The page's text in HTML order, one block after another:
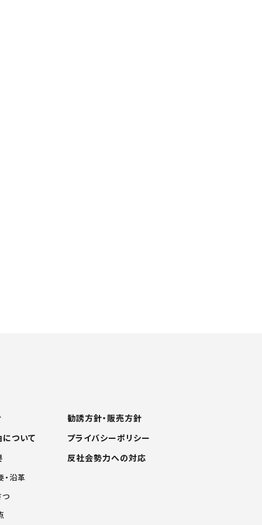
ついて
・沿革
つ
勧誘方針・販売方針
プライバシーポリシー
反社会勢力への対応